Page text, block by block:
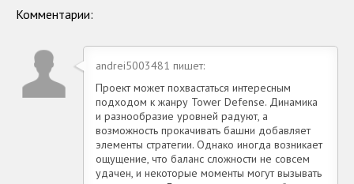
Комментарии:
andrei5003481 пишет:
Проект может похвастаться интересным
подходом к жанру Tower Defense. Динамика
и разнообразие уровней радуют, а
возможность прокачивать башни добавляет
элементы стратегии. Однако иногда возникает
ощущение, что баланс сложности не совсем
удачен, и некоторые моменты могут вызывать